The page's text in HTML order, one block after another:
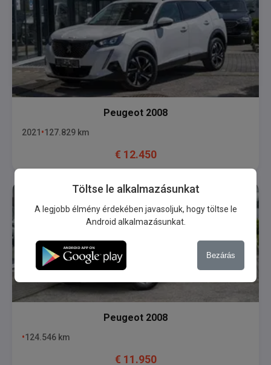
Peugeot 2008
2021 127.829 km
€ 12.450
Peugeot 2008
124.546 km
€ 11.950
Töltse le alkalmazásunkat
A legjobb élmény érdekében javasoljuk, hogy töltse le
Android alkalmazásunkat.
Bezárás